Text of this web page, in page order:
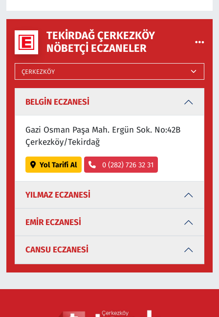
TEKIRDAĞ ÇERKEZKÖY
NÖBETÇI ECZANELER
BELGİN ECZANESİ
Gazi Osman Paşa Mah. Ergün Sok. No:42B
Çerkezköy/Tekirdağ
Yol Tarifi Al 0 (282) 726 32 31
YILMAZ ECZANESİ
EMİR ECZANESİ
CANSU ECZANESİ